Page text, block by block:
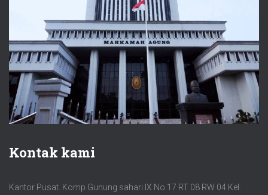
Kontak kami
Kantor Pusat. Komp Gunung sahari IX No 17 RT 08 RW 04 Kel.